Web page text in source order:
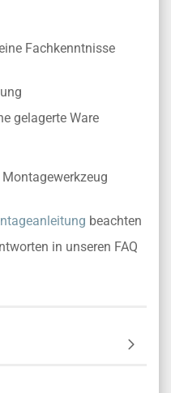
Fachkenntnisse
gelagerte Ware
beachten
in unseren FAQ